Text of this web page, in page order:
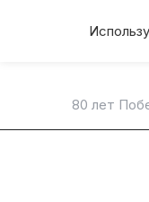
80 лет